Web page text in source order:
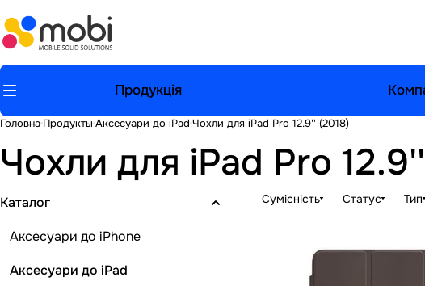
Продукція
Головна Продукты Аксесуари до iPad Чохли для iPad Pro 12.9'' (2018)
Чохли для iPad Pro
Сумісність Статус Тип
Каталог
Аксесуари до iPhone
Аксесуари до iPad